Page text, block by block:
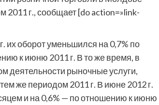
2011 г., сообщает [do action=»link-
их оборот уменьшился на 0,7% по
к июню 2011 г. В то же время, в
деятельности рыночные услуги,
же периодом 2011 г. В июне 2012 г.
и на 0,6% — по отношению к июню